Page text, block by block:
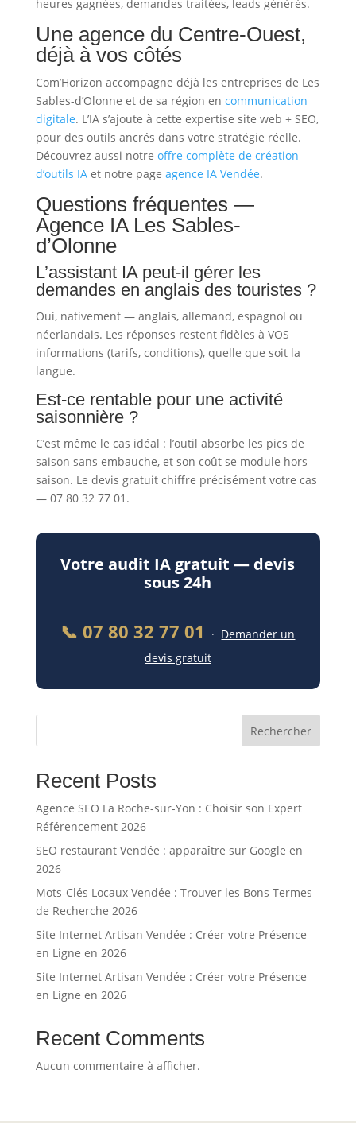
heures gagnées, demandes traitées, leads générés.
Une agence du Centre-Ouest,
déjà à vos côtés
Com’Horizon accompagne déjà les entreprises de Les
Sables-d’Olonne et de sa région en communication
digitale. L’IA s’ajoute à cette expertise site web + SEO,
pour des outils ancrés dans votre stratégie réelle.
Découvrez aussi notre offre complète de création
d’outils IAet notre page agence IA Vendée.
Questions fréquentes —
Agence IA Les Sables-
d’Olonne
L’assistant IA peut-il gérer les
demandes en anglais des touristes ?
Oui, nativement — anglais, allemand, espagnol ou
néerlandais. Les réponses restent fidèles à VOS
informations (tarifs, conditions), quelle que soit la
langue.
Est-ce rentable pour une activité
saisonnière ?
C’est même le cas idéal : l’outil absorbe les pics de
saison sans embauche, et son coût se module hors
saison. Le devis gratuit chiffre précisément votre cas
— 07 80 32 77 01.
Votre audit IA gratuit — devis
sous 24h
📞 07 80 32 77 01 · Demander un
devis gratuit
Rechercher
Recent Posts
Agence SEO La Roche-sur-Yon : Choisir son Expert
Référencement 2026
SEO restaurant Vendée : apparaître sur Google en
2026
Mots-Clés Locaux Vendée : Trouver les Bons Termes
de Recherche 2026
Site Internet Artisan Vendée : Créer votre Présence
en Ligne en 2026
Site Internet Artisan Vendée : Créer votre Présence
en Ligne en 2026
Recent Comments
Aucun commentaire à afficher.